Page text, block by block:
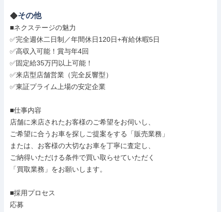
その他
■ネクステージの魅力
✅完全週休二日制／年間休日120日+有給休暇5日
✅高収入可能！賞与年4回
✅固定給35万円以上可能！
✅来店型店舗営業（完全反響型）
✅東証プライム上場の安定企業
■仕事内容
店舗に来店されたお客様のご希望をお伺いし、
ご希望に合うお車を探しご提案をする「販売業務」
または、お客様の大切なお車を丁寧に査定し、
ご納得いただける条件で買い取らせていただく
「買取業務」をお願いします。
■採用プロセス
応募